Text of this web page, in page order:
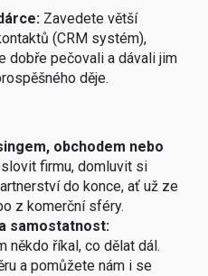
Zavedete větší
(CRM systém),
dobře pečovali a dávali jim
děje.
obchodem nebo
firmu, domluvit si
do konce, ať už ze
z komerční sféry.
samostatnost:
někdo říkal, co dělat dál.
a pomůžete nám i se